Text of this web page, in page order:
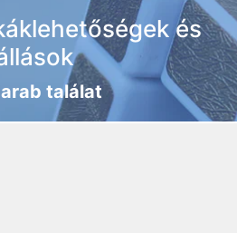
és
találat